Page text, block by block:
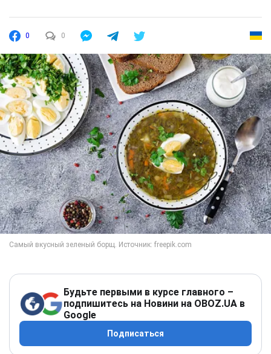
0 0
Будьте первыми в курсе главного –
подпишитесь на Новини на OBOZ.UA в
Google
Подписаться